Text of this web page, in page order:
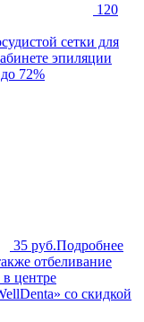
120
сетки для
эпиляции
72%
35 руб.Подробнее
отбеливание
центре
со скидкой